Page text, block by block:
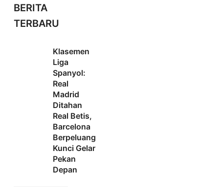
BERITA
TERBARU
Klasemen
Liga
Spanyol:
Real
Madrid
Ditahan
Real Betis,
Barcelona
Berpeluang
Kunci Gelar
Pekan
Depan